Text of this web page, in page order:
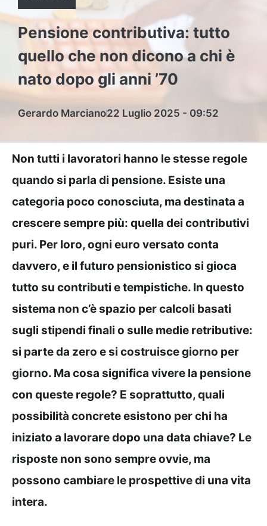
Pensione contributiva: tutto
quello che non dicono a chi è
nato dopo gli anni ’70
Gerardo Marciano22 Luglio 2025 - 09:52
Non tutti i lavoratori hanno le stesse regole
quando si parla di pensione. Esiste una
categoria poco conosciuta, ma destinata a
crescere sempre più: quella dei contributivi
puri. Per loro, ogni euro versato conta
davvero, e il futuro pensionistico si gioca
tutto su contributi e tempistiche. In questo
sistema non c’è spazio per calcoli basati
sugli stipendi finali o sulle medie retributive:
si parte da zero e si costruisce giorno per
giorno. Ma cosa significa vivere la pensione
con queste regole? E soprattutto, quali
possibilità concrete esistono per chi ha
iniziato a lavorare dopo una data chiave? Le
risposte non sono sempre ovvie, ma
possono cambiare le prospettive di una vita
intera.